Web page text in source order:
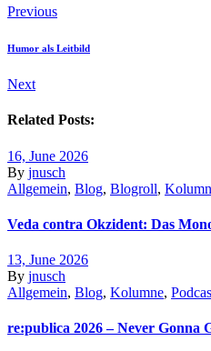
Previous
Humor als Leitbild
Next
Related Posts:
16, June 2026
By jnusch
Allgemein, Blog, Blogroll,
Veda contra Okzident: Das
13, June 2026
By jnusch
Allgemein, Blog, Kolumne,
re:publica 2026 – Never Gonna